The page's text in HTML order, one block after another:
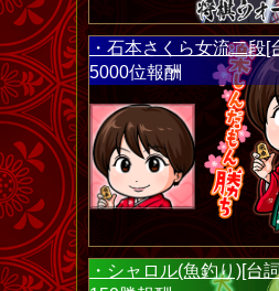
・石本さくら女流二段[
5000位報酬
・シャロル(魚釣り)[台